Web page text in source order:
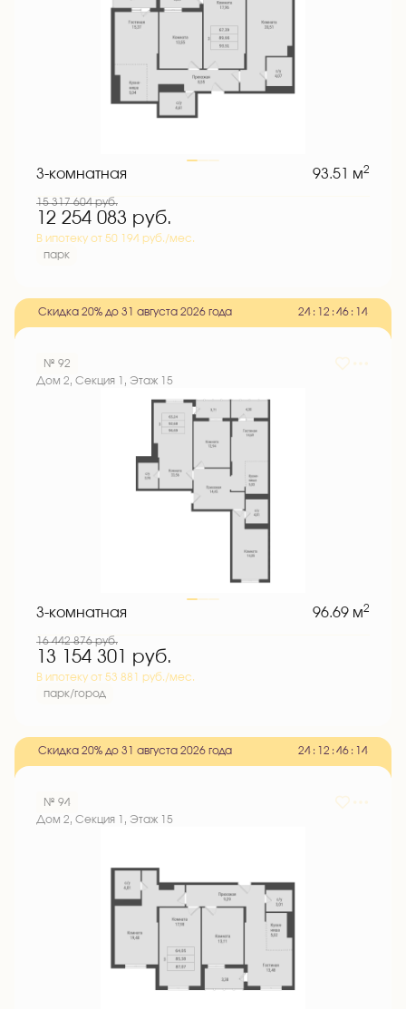
3-комнатная 93.51 м2
15 317 604руб.
12 254 083 руб.
В ипотеку от 50 194 руб./мес.
парк
Скидка 20% до 31 августа 2026 года 24 : 1 2 : 46 : 1 3
№ 92
Дом 2, Секция 1, Этаж 15
3-комнатная 96.69 м2
16 442 876руб.
13 154 301 руб.
В ипотеку от 53 881 руб./мес.
парк/город
Скидка 20% до 31 августа 2026 года 24 : 1 2 : 46 : 1 3
№ 94
Дом 2, Секция 1, Этаж 15